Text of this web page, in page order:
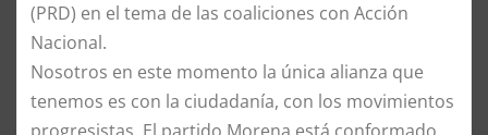
(PRD) en el tema de las coaliciones con Acción
Nacional.
Nosotros en este momento la única alianza que
tenemos es con la ciudadanía, con los movimientos